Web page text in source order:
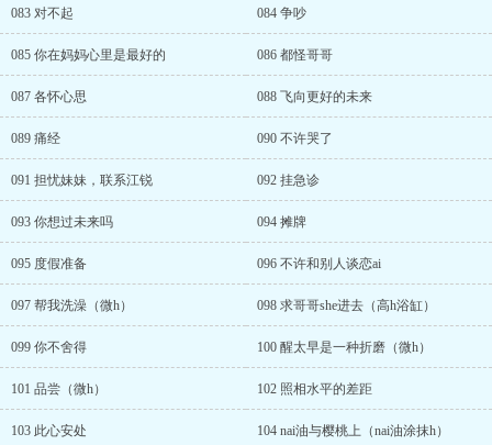
083 对不起 084 争吵
085 你在妈妈心里是最好的 086 都怪哥哥
087 各怀心思 088 飞向更好的未来
089 痛经 090 不许哭了
091 担忧妹妹，联系江锐 092 挂急诊
093 你想过未来吗 094 摊牌
095 度假准备 096 不许和别人谈恋ai
097 帮我洗澡（微h） 098 求哥哥she进去（高h浴缸）
099 你不舍得 100 醒太早是一种折磨（微h）
101 品尝（微h） 102 照相水平的差距
103 此心安处 104 nai油与樱桃上（nai油涂抹h）